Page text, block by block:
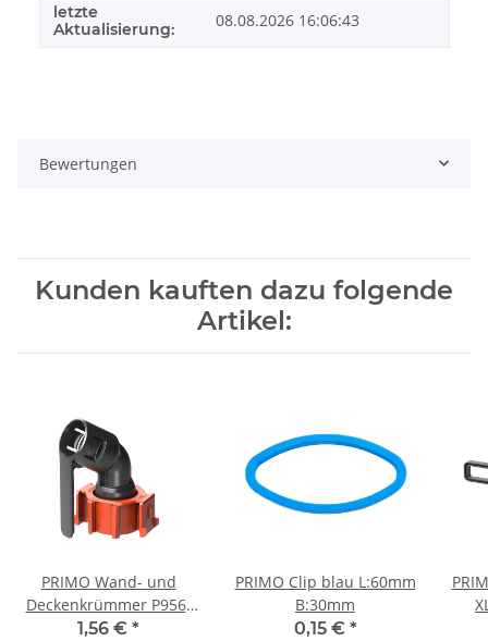
letzte
Aktualisierung:
08.08.2026 16:06:43
Bewertungen
Kunden kauften dazu folgende
Artikel:
PRIMO Wand- und
Deckenkrümmer P956-
20-NK C20
1,56 € *
PRIMO Clip blau L:60mm
B:30mm
0,15 € *